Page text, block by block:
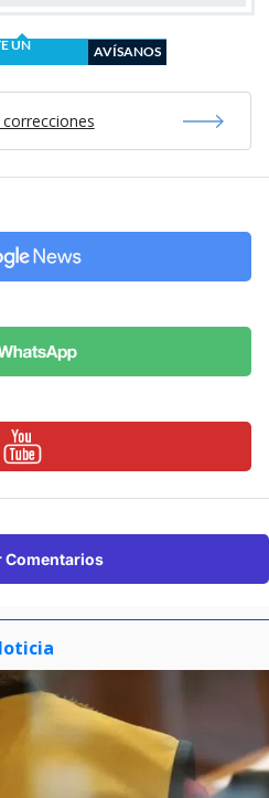
UN
AVÍSANOS
Comentarios